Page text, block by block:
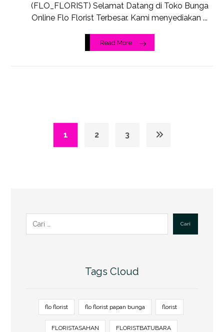
(FLO_FLORIST) Selamat Datang di Toko Bunga
Online Flo Florist Terbesar. Kami menyediakan ...
Read More
1 2 3
Cari
Tags Cloud
flo florist flo florist papan bunga florist
FLORISTASAHAN FLORISTBATUBARA